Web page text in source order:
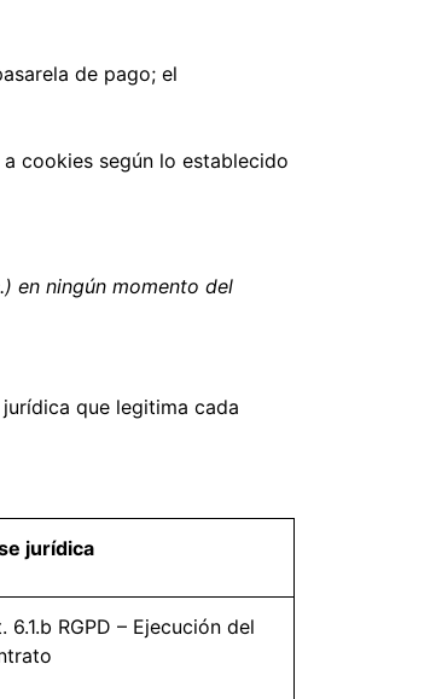
de pago; el
cookies según lo establecido
en ningún momento del
que legitima cada
jurídica
6.1.b RGPD – Ejecución del